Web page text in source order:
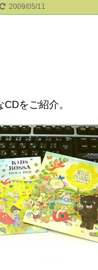
2009/05/11
をご紹介。